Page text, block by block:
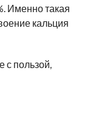
Именно такая
кальция
с пользой,